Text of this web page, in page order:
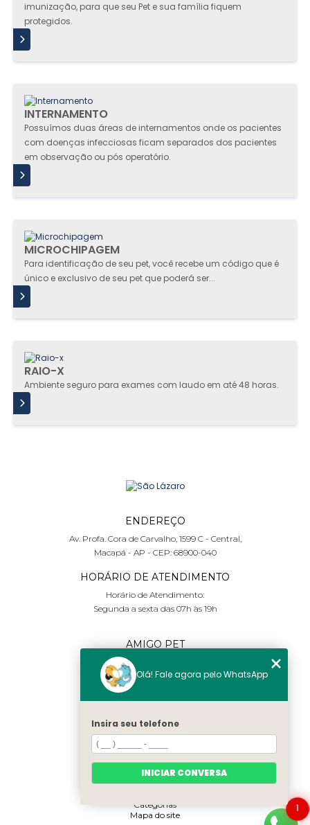
imunização, para que seu Pet e sua família fiquem
protegidos.
INTERNAMENTO
Possuímos duas áreas de internamentos onde os pacientes
com doenças infecciosas ficam separados dos pacientes
em observação ou pós operatório.
MICROCHIPAGEM
Para identificação de seu pet, você recebe um código que é
único e exclusivo de seu pet que poderá ser...
RAIO-X
Ambiente seguro para exames com laudo em até 48 horas.
ENDEREÇO
Av. Profa. Cora de Carvalho, 1599 C - Central,
Macapá - AP - CEP: 68900-040
HORÁRIO DE ATENDIMENTO
Horário de Atendimento:
Segunda a sexta das 07h às 19h
AMIGO PET
(96) 98132-0777
contato@saolazaro.vet
REDES SOCIAIS
MENU
Home
Sobre nós
Serviços
Categorias
Mapa do site
1
Olá! Fale agora pelo WhatsApp
Insira seu telefone
INICIAR CONVERSA